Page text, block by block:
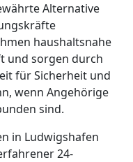
Alternative
haushaltsnahe
und sorgen durch
für Sicherheit und
wenn Angehörige
sind.
in Ludwigshafen
24-